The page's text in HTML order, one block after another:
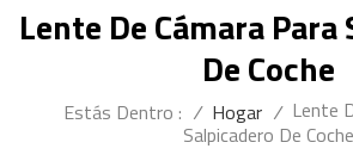
Lente De Cámara
De Coche
Estás Dentro : / Hogar / Lente
Salpicadero De Coche